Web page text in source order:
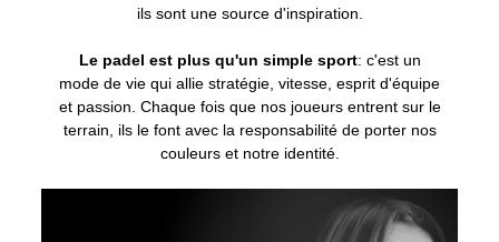
ils sont une source d'inspiration.
Le padel est plus qu'un simple sport: c'est un
mode de vie qui allie stratégie, vitesse, esprit d'équipe
et passion. Chaque fois que nos joueurs entrent sur le
terrain, ils le font avec la responsabilité de porter nos
couleurs et notre identité.